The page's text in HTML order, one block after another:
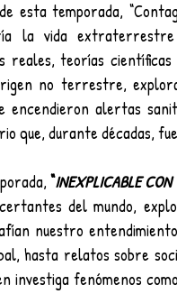
esta temporada,
la vida
reales, teorías
no terrestre,
encendieron alertas
que, durante décadas,
“INEXPLICABLE CON
del mundo,
nuestro
hasta relatos sobre
investiga fenómenos